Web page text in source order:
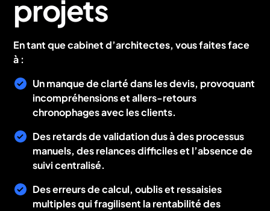
projets
En tant que cabinet d’architectes, vous faites face
à :
Un manque de clarté dans les devis, provoquant
incompréhensions et allers-retours
chronophages avec les clients.
Des retards de validation dus à des processus
manuels, des relances difficiles et l’absence de
suivi centralisé.
Des erreurs de calcul, oublis et ressaisies
multiples qui fragilisent la rentabilité des